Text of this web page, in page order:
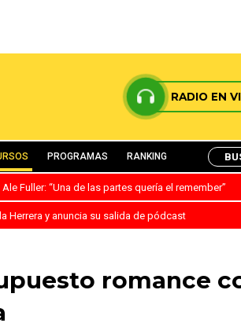
RADIO EN
PROGRAMAS RANKING
Fuller: “Una de las partes quería el remember”
Herrera y anuncia su salida de pódcast
romance